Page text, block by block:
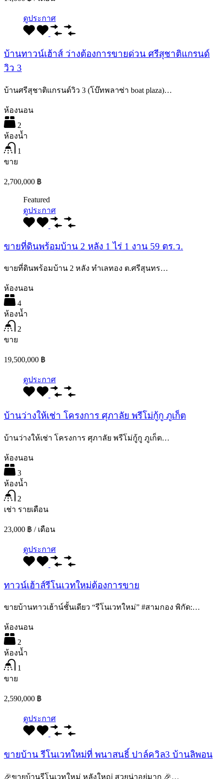
ดูประกาศ
บ้านทาวน์เฮ้าส์ ว่างต้องการขายด่วน ศรีสุชาติแกรนด์
วิว 3
บ้านศรีสุชาติแกรนด์วิว 3 (โบ๊ทพลาซ่า boat plaza)…
ห้องนอน
2
ห้องน้ำ
1
ขาย
2,700,000 ฿
Featured
ดูประกาศ
ขายที่ดินพร้อมบ้าน 2 หลัง 1 ไร่ 1 งาน 59 ตร.ว.
ขายที่ดินพร้อมบ้าน 2 หลัง ทำเลทอง ต.ศรีสุนทร…
ห้องนอน
4
ห้องน้ำ
2
ขาย
19,500,000 ฿
ดูประกาศ
บ้านว่างให้เช่า โครงการ ศุภาลัย พรีโม่กู้กู ภูเก็ต
บ้านว่างให้เช่า โครงการ ศุภาลัย พรีโม่กู้กู ภูเก็ต…
ห้องนอน
3
ห้องน้ำ
2
เช่า รายเดือน
23,000 ฿ / เดือน
ดูประกาศ
ทาวน์เฮ้าส์รีโนเวทใหม่ต้องการขาย
ขายบ้านทาวเฮ้าน์ชั้นเดียว “รีโนเวทใหม่” #สามกอง พิกัด:…
ห้องนอน
2
ห้องน้ำ
1
ขาย
2,590,000 ฿
ดูประกาศ
ขายบ้าน รีโนเวทใหม่ที่ พนาสนธิ์ ปาล์ควิล3 บ้านลิพอน
🎉ขายบ้านรีโนเวทใหม่ หลังใหญ่ สวยน่าอยู่มาก 🎉…